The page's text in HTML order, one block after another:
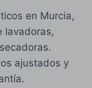
en Murcia,
lavadoras,
ajustados y